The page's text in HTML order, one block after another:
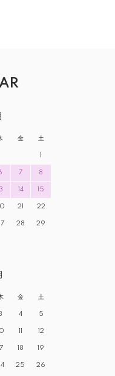
金 土
1
7 8
14 15
21 22
28 29
金 土
4 5
11 12
18 19
25 26